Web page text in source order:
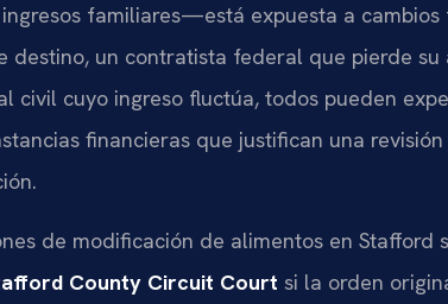
familiares—está expuesta a cambios
destino, un contratista federal que pierde
civil cuyo ingreso fluctúa, todos pueden
financieras que justifican una
de modificación de alimentos en Stafford
County Circuit Court si la orden